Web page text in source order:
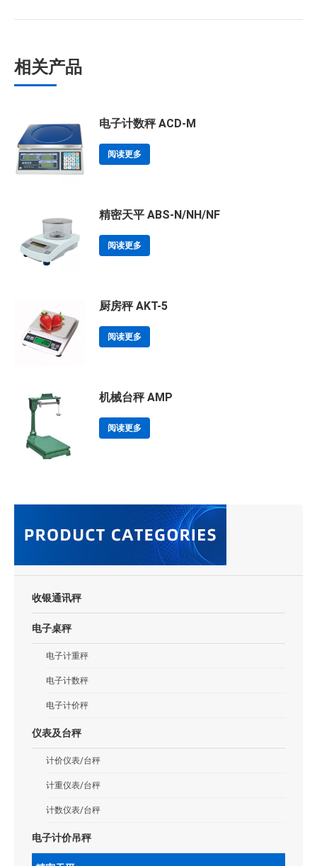
相关产品
电子计数秤 ACD-M
阅读更多
精密天平 ABS-N/NH/NF
阅读更多
厨房秤 AKT-5
阅读更多
机械台秤 AMP
阅读更多
收银通讯秤
电子桌秤
电子计重秤
电子计数秤
电子计价秤
仪表及台秤
计价仪表/台秤
计重仪表/台秤
计数仪表/台秤
电子计价吊秤